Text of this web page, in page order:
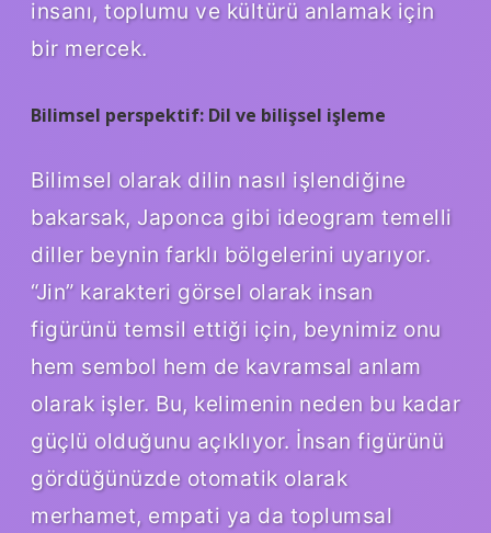
insanı, toplumu ve kültürü anlamak için
bir mercek.
Bilimsel perspektif: Dil ve bilişsel işleme
Bilimsel olarak dilin nasıl işlendiğine
bakarsak, Japonca gibi ideogram temelli
diller beynin farklı bölgelerini uyarıyor.
“Jin” karakteri görsel olarak insan
figürünü temsil ettiği için, beynimiz onu
hem sembol hem de kavramsal anlam
olarak işler. Bu, kelimenin neden bu kadar
güçlü olduğunu açıklıyor. İnsan figürünü
gördüğünüzde otomatik olarak
merhamet, empati ya da toplumsal